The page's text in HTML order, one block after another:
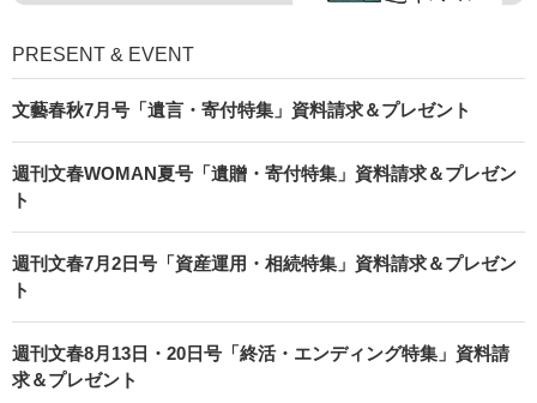
PRESENT & EVENT
文藝春秋7月号「遺言・寄付特集」資料請求＆プレゼント
週刊文春WOMAN夏号「遺贈・寄付特集」資料請求＆プレゼン
ト
週刊文春7月2日号「資産運用・相続特集」資料請求＆プレゼン
ト
週刊文春8月13日・20日号「終活・エンディング特集」資料請
求＆プレゼント